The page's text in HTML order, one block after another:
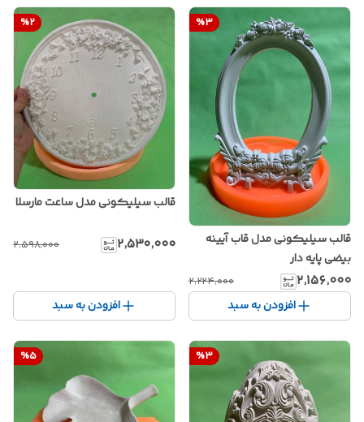
%3
قالب سیلیکونی مدل قاب آیینه
بیضی پایه دار
۲٬۱۵۶٬۰۰۰ ۲٬۲۲۴٬۰۰۰
افزودن به سبد
%2
قالب سیلیکونی مدل ساعت مارسلا
۲٬۵۳۰٬۰۰۰ ۲٬۵۹۸٬۰۰۰
افزودن به سبد
%3
%5